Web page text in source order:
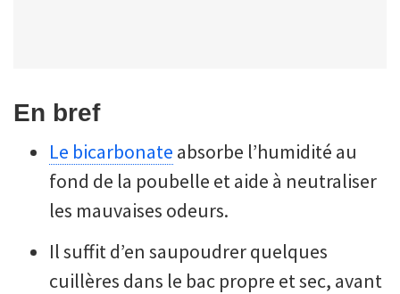
En bref
Le bicarbonate absorbe l’humidité au
fond de la poubelle et aide à neutraliser
les mauvaises odeurs.
Il suffit d’en saupoudrer quelques
cuillères dans le bac propre et sec, avant